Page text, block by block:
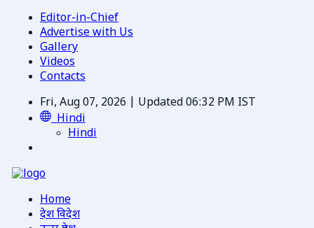
Editor-in-Chief
Advertise with Us
Gallery
Videos
Contacts
Fri, Aug 07, 2026 | Updated 06:32 PM IST
Hindi
Hindi
Home
देश विदेश